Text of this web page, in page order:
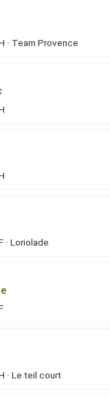
· Team Provence
·Loriolade
·Le teil court